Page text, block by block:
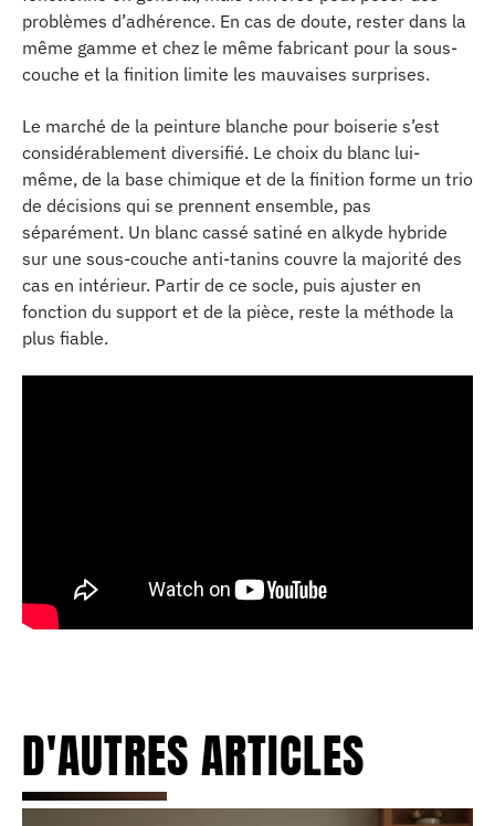
problèmes d’adhérence. En cas de doute, rester dans la
même gamme et chez le même fabricant pour la sous-
couche et la finition limite les mauvaises surprises.
Le marché de la peinture blanche pour boiserie s’est
considérablement diversifié. Le choix du blanc lui-
même, de la base chimique et de la finition forme un trio
de décisions qui se prennent ensemble, pas
séparément. Un blanc cassé satiné en alkyde hybride
sur une sous-couche anti-tanins couvre la majorité des
cas en intérieur. Partir de ce socle, puis ajuster en
fonction du support et de la pièce, reste la méthode la
plus fiable.
D'AUTRES ARTICLES